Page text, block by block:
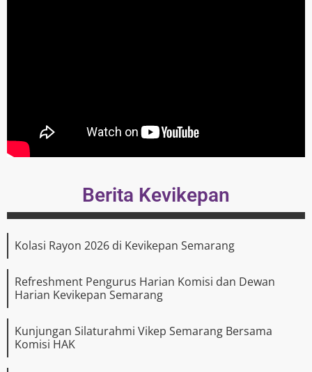
Berita Kevikepan
Kolasi Rayon 2026 di Kevikepan Semarang
Refreshment Pengurus Harian Komisi dan Dewan
Harian Kevikepan Semarang
Kunjungan Silaturahmi Vikep Semarang Bersama
Komisi HAK